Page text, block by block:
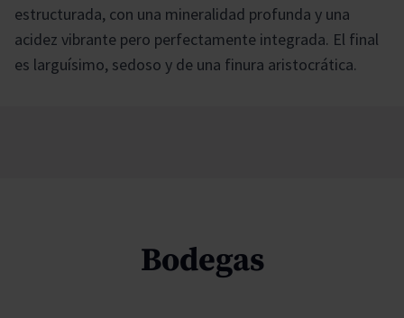
estructurada, con una mineralidad profunda y una
acidez vibrante pero perfectamente integrada. El final
es larguísimo, sedoso y de una finura aristocrática.
Bodegas